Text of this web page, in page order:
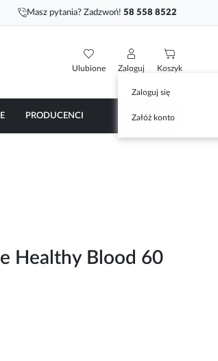
Masz pytania? Zadzwoń! 58 558 8522
Ulubione
Zaloguj
Zaloguj się
Załóż konto
Koszyk
PRODUCENCI
Healthy Blood 60